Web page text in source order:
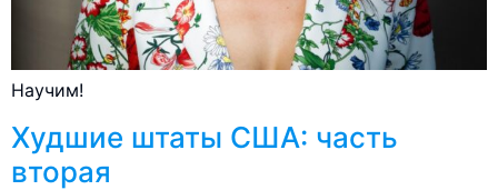
Научим!
Худшие штаты США: часть
вторая